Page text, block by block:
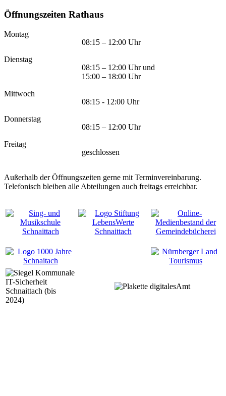
Öffnungszeiten Rathaus
Montag
08:15 – 12:00 Uhr
Dienstag
08:15 – 12:00 Uhr und
15:00 – 18:00 Uhr
Mittwoch
08:15 - 12:00 Uhr
Donnerstag
08:15 – 12:00 Uhr
Freitag
geschlossen
Außerhalb der Öffnungszeiten gerne mit Terminvereinbarung.
Telefonisch bleiben alle Abteilungen auch freitags erreichbar.